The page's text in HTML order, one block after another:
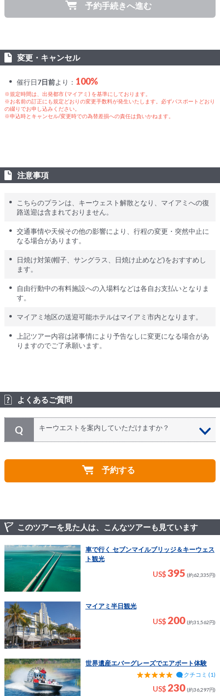
予約手続きへ進む
変更・キャンセル
催行日7日前より： 100%
※規定時間は、出発都市 (マイアミ) を基準にしております。
※お名前の訂正にも規定どおりの変更手数料が発生いたします。必ずパスポートどおり
の綴りでお申し込みください。
※申込時とキャンセル/変更時での為替差損への責任は負いかねます。
注意事項
こちらのプランは、キーウェスト解散となり、マイアミへの復
路送迎は含まれておりません。
交通事情や天候その他の影響により、行程の変更・突然中止に
なる場合があります。
日焼け対策(帽子、サングラス、日焼け止めなど)をおすすめし
ます。
自由行動中の有料施設への入場料などは各自お支払いとなりま
す。
マイアミ地区の送迎可能ホテルはマイアミ市内となります。
上記ツアー内容は諸事情により予告なしに変更になる場合があ
りますのでご了承願います。
よくあるご質問
Q キーウエストを案内していただけますか？
しては、もちろん解散前にお答えします。 自由行動中
については、ツアーの安全運行の為に、ガイドの休憩時
予約する
このツアーを見た人は、こんなツアーも見ています
車で行く セブンマイルブリッジ＆キーウェス
ト観光
US$395 (約62,335円)
マイアミ半日観光
US$ 200 (約31,562円)
世界遺産エバーグレーズでエアボート体験
クチコミ (1)
US$ 230 (約36,297円)